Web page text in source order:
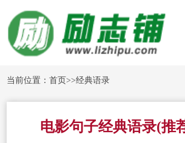
当前位置：首页>>经典语录
电影句子经典语录(推